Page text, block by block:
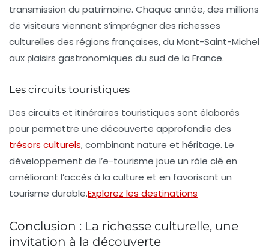
transmission du patrimoine. Chaque année, des millions
de visiteurs viennent s’imprégner des richesses
culturelles des régions françaises, du Mont-Saint-Michel
aux рlaisirs gastronomiques du sud de la France.
Les circuits touristiques
Des circuits et itinéraires touristiques sont élaborés
pour permettre une découverte approfondie des
trésors culturels, combinant nature et héritage. Le
développement de l’e-tourisme joue un rôle clé en
améliorant l’accès à la culture et en favorisant un
tourisme durable.Explorez les destinations
Conclusion : La richesse culturelle, une
invitation à la découverte